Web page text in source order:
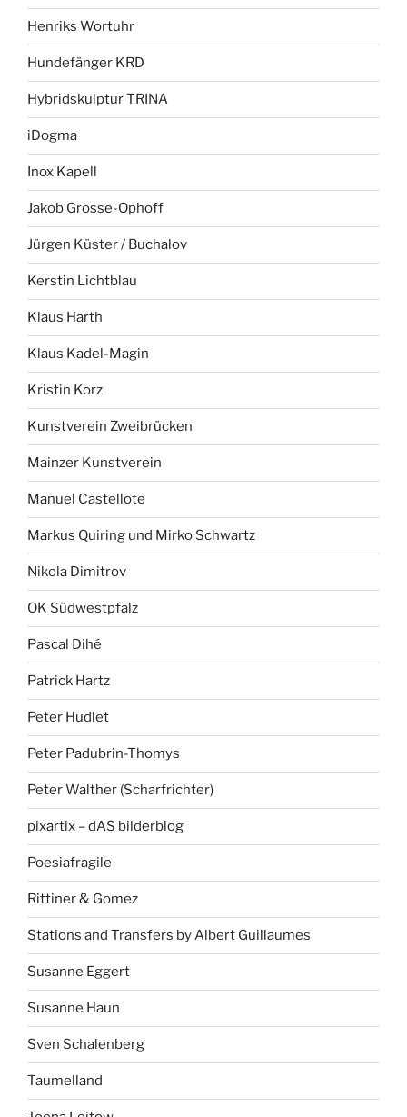
Henriks Wortuhr
Hundefänger KRD
Hybridskulptur TRINA
iDogma
Inox Kapell
Jakob Grosse-Ophoff
Jürgen Küster / Buchalov
Kerstin Lichtblau
Klaus Harth
Klaus Kadel-Magin
Kristin Korz
Kunstverein Zweibrücken
Mainzer Kunstverein
Manuel Castellote
Markus Quiring und Mirko Schwartz
Nikola Dimitrov
OK Südwestpfalz
Pascal Dihé
Patrick Hartz
Peter Hudlet
Peter Padubrin-Thomys
Peter Walther (Scharfrichter)
pixartix – dAS bilderblog
Poesiafragile
Rittiner & Gomez
Stations and Transfers by Albert Guillaumes
Susanne Eggert
Susanne Haun
Sven Schalenberg
Taumelland